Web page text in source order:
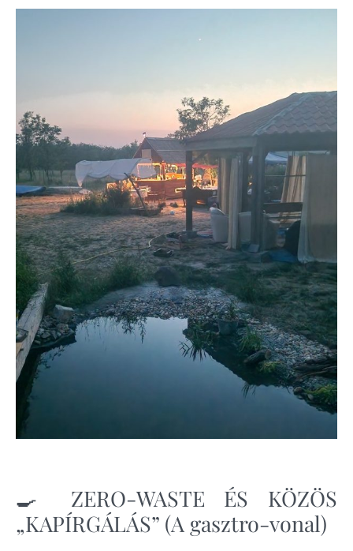
🍳 ZERO-WASTE ÉS KÖZÖS
„KAPÍRGÁLÁS” (A gasztro-vonal)